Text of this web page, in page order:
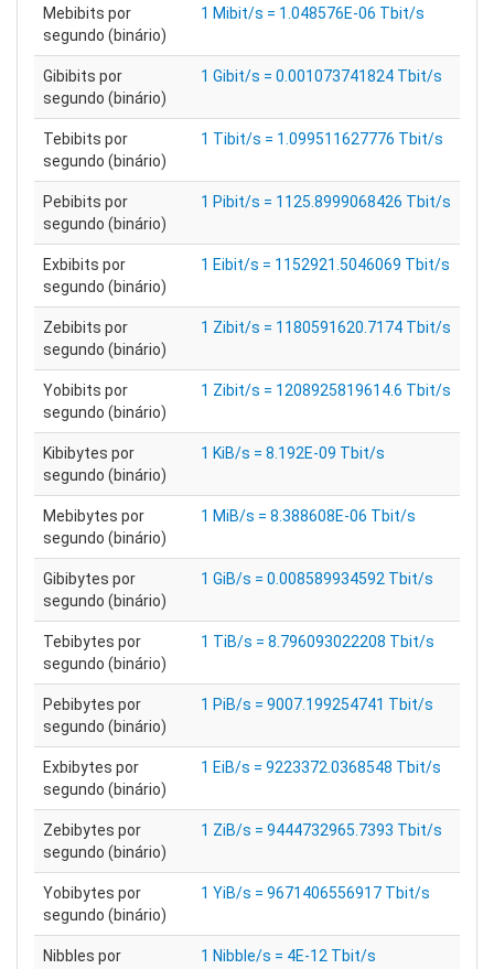
Mebibits por
segundo (binário)
1 Mibit/s = 1.048576E-06 Tbit/s
Gibibits por
segundo (binário)
1 Gibit/s = 0.001073741824 Tbit/s
Tebibits por
segundo (binário)
1 Tibit/s = 1.099511627776 Tbit/s
Pebibits por
segundo (binário)
1 Pibit/s = 1125.8999068426 Tbit/s
Exbibits por
segundo (binário)
1 Eibit/s = 1152921.5046069 Tbit/s
Zebibits por
segundo (binário)
1 Zibit/s = 1180591620.7174 Tbit/s
Yobibits por
segundo (binário)
1 Zibit/s = 1208925819614.6 Tbit/s
Kibibytes por
segundo (binário)
1 KiB/s = 8.192E-09 Tbit/s
Mebibytes por
segundo (binário)
1 MiB/s = 8.388608E-06 Tbit/s
Gibibytes por
segundo (binário)
1 GiB/s = 0.008589934592 Tbit/s
Tebibytes por
segundo (binário)
1 TiB/s = 8.796093022208 Tbit/s
Pebibytes por
segundo (binário)
1 PiB/s = 9007.199254741 Tbit/s
Exbibytes por
segundo (binário)
1 EiB/s = 9223372.0368548 Tbit/s
Zebibytes por
segundo (binário)
1 ZiB/s = 9444732965.7393 Tbit/s
Yobibytes por
segundo (binário)
1 YiB/s = 9671406556917 Tbit/s
Nibbles por 1 Nibble/s = 4E-12 Tbit/s